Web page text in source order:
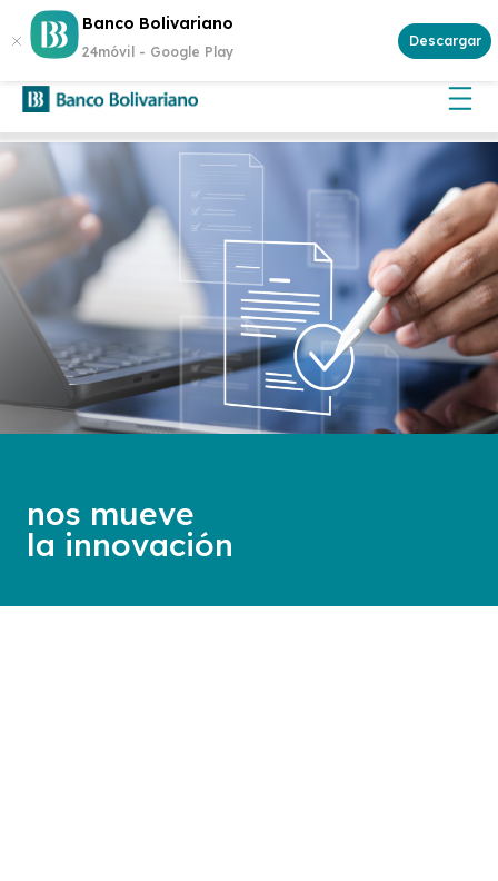
Banco Bolivariano
24móvil - Google Play
Descargar
¿Buscas invertir con seguridad? Genera rentabilidad con un
Certificado de Depósito
nos mueve
la innovación